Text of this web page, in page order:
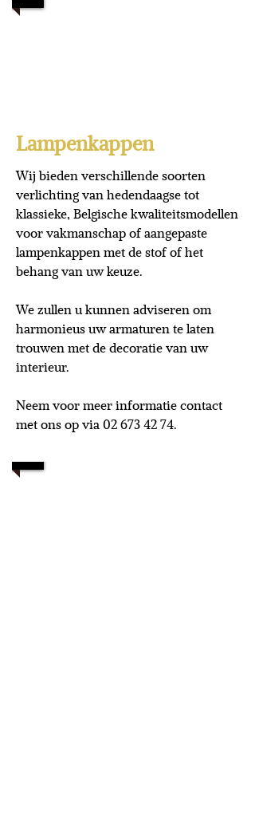
Lampenkappen
Wij bieden verschillende soorten
verlichting van hedendaagse tot
klassieke, Belgische kwaliteitsmodellen
voor vakmanschap of aangepaste
lampenkappen met de stof of het
behang van uw keuze.
We zullen u kunnen adviseren om
harmonieus uw armaturen te laten
trouwen met de decoratie van uw
interieur.
Neem voor meer informatie contact
met ons op via 02 673 42 74.